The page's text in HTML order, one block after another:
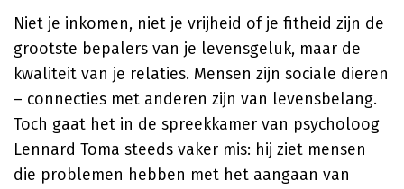
Niet je inkomen, niet je vrijheid of je fitheid zijn de
grootste bepalers van je levensgeluk, maar de
kwaliteit van je relaties. Mensen zijn sociale dieren
– connecties met anderen zijn van levensbelang.
Toch gaat het in de spreekkamer van psycholoog
Lennard Toma steeds vaker mis: hij ziet mensen
die problemen hebben met het aangaan van